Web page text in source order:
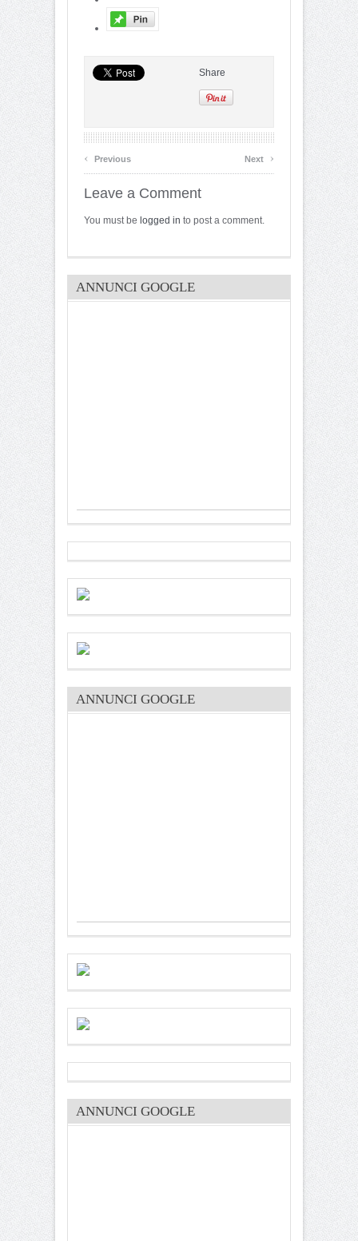
Share
‹ Previous Next ›
Leave a Comment
You must be logged in to post a comment.
ANNUNCI GOOGLE
ANNUNCI GOOGLE
ANNUNCI GOOGLE